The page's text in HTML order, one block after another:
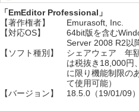
「EmEditor Professional」
【著作権者】
Emurasoft, Inc.
【対応OS】
64bit版を含む
Server 2008 R2以
【ソフト種別】
シェアウェア 年
は税抜き18,000円
に限り機能制限の
て使用可能）
【バージョン】
18.5.0（19/01/09）